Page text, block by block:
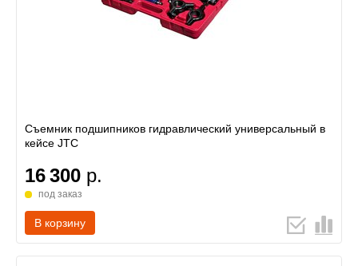
Съемник подшипников гидравлический универсальный в
кейсе JTC
16 300 р.
под заказ
В корзину